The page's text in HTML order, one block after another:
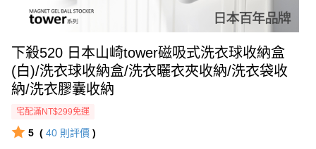
下殺520 日本山崎tower磁吸式洗衣球收納盒
(白)/洗衣球收納盒/洗衣曬衣夾收納/洗衣袋收
納/洗衣膠囊收納
宅配滿NT$299免運
5 ( 40 則評價 )